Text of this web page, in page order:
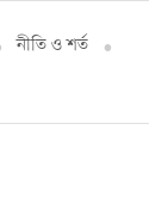
নীতি ও শর্ত